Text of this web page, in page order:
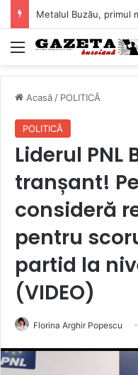
Mediu
Acasă / POLITICĂ
POLITICĂ
Liderul PNL
tranșant!
consideră
pentru
partid la
(VIDEO)
Florina Arghir Popescu